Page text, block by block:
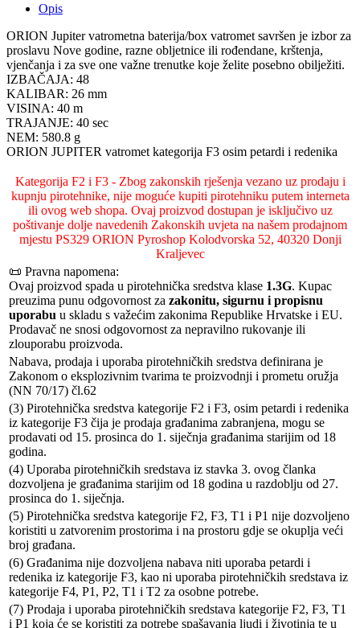
Opis
ORION Jupiter vatrometna baterija/box vatromet savršen je izbor za
proslavu Nove godine, razne obljetnice ili rođendane, krštenja,
vjenčanja i za sve one važne trenutke koje želite posebno obilježiti.
IZBAČAJA: 48
KALIBAR: 26 mm
VISINA: 40 m
TRAJANJE: 40 sec
NEM: 580.8 g
ORION JUPITER vatromet kategorija F3 osim petardi i redenika
Kategorija F2 i F3 - Zbog zakonskih rješenja vezano uz prodaju i
kupnju pirotehnike, nije moguće kupiti pirotehniku putem interneta
ili ovog web shopa. Ovaj proizvod dostupan je isključivo uz
poštivanje dolje navedenih Zakonskih uvjeta na našem prodajnom
mjestu PS329 ORION Pyroshop Kolodvorska 52, 40320 Donji
Kraljevec
📜 Pravna napomena:
Ovaj proizvod spada u pirotehnička sredstva klase 1.3G. Kupac
preuzima punu odgovornost za zakonitu, sigurnu i propisnu
uporabu u skladu s važećim zakonima Republike Hrvatske i EU.
Prodavač ne snosi odgovornost za nepravilno rukovanje ili
zlouporabu proizvoda.
Nabava, prodaja i uporaba pirotehničkih sredstva definirana je
Zakonom o eksplozivnim tvarima te proizvodnji i prometu oružja
(NN 70/17) čl.62
(3) Pirotehnička sredstva kategorije F2 i F3, osim petardi i redenika
iz kategorije F3 čija je prodaja građanima zabranjena, mogu se
prodavati od 15. prosinca do 1. siječnja građanima starijim od 18
godina.
(4) Uporaba pirotehničkih sredstava iz stavka 3. ovog članka
dozvoljena je građanima starijim od 18 godina u razdoblju od 27.
prosinca do 1. siječnja.
(5) Pirotehnička sredstva kategorije F2, F3, T1 i P1 nije dozvoljeno
koristiti u zatvorenim prostorima i na prostoru gdje se okuplja veći
broj građana.
(6) Građanima nije dozvoljena nabava niti uporaba petardi i
redenika iz kategorije F3, kao ni uporaba pirotehničkih sredstava iz
kategorije F4, P1, P2, T1 i T2 za osobne potrebe.
(7) Prodaja i uporaba pirotehničkih sredstava kategorije F2, F3, T1
i P1 koja će se koristiti za potrebe spašavanja ljudi i životinja te u